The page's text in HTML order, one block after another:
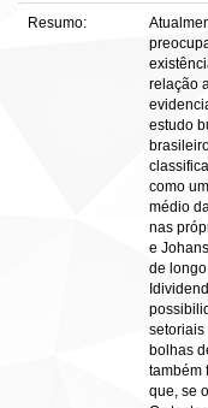
Resumo:
relação
estudo
como
médio
nas
e
de
setoriais
bolhas
também
que, se